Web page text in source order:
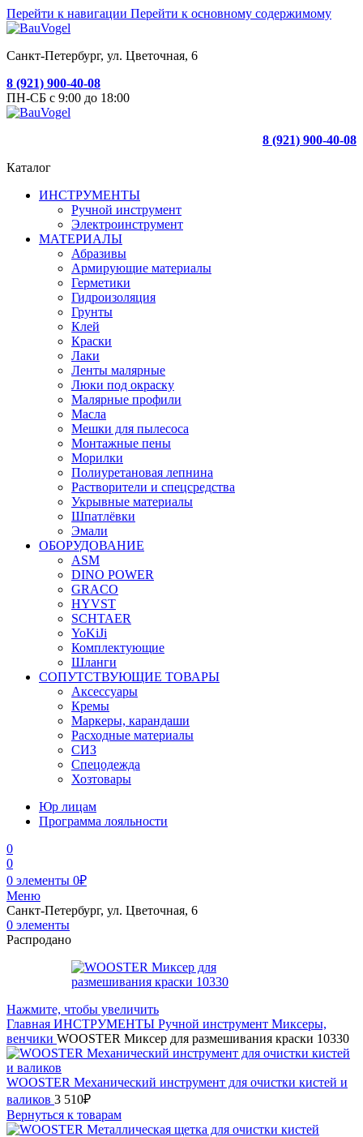
Перейти к навигации Перейти к основному содержимому
Санкт-Петербург, ул. Цветочная, 6
8 (921) 900-40-08
ПН-СБ с 9:00 до 18:00
8 (921) 900-40-08
Каталог
ИНСТРУМЕНТЫ
Ручной инструмент
Электроинструмент
МАТЕРИАЛЫ
Абразивы
Армирующие материалы
Герметики
Гидроизоляция
Грунты
Клей
Краски
Лаки
Ленты малярные
Люки под окраску
Малярные профили
Масла
Мешки для пылесоса
Монтажные пены
Морилки
Полиуретановая лепнина
Растворители и спецсредства
Укрывные материалы
Шпатлёвки
Эмали
ОБОРУДОВАНИЕ
ASM
DINO POWER
GRACO
HYVST
SCHTAER
YoKiJi
Комплектующие
Шланги
СОПУТСТВУЮЩИЕ ТОВАРЫ
Аксессуары
Кремы
Маркеры, карандаши
Расходные материалы
СИЗ
Спецодежда
Хозтовары
Юр лицам
Программа лояльности
0
0
0 элементы 0₽
Меню
Санкт-Петербург, ул. Цветочная, 6
0 элементы
Распродано
Нажмите, чтобы увеличить
Главная ИНСТРУМЕНТЫ Ручной инструмент Миксеры,
венчики WOOSTER Миксер для размешивания краски 10330
WOOSTER Механический инструмент для очистки кистей и
валиков 3 510₽
Вернуться к товарам